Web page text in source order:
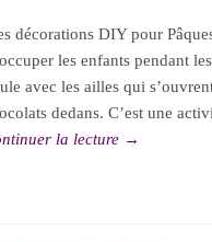
décorations DIY pour
les enfants pendant
avec les ailles qui
dedans. C’est une
la lecture →